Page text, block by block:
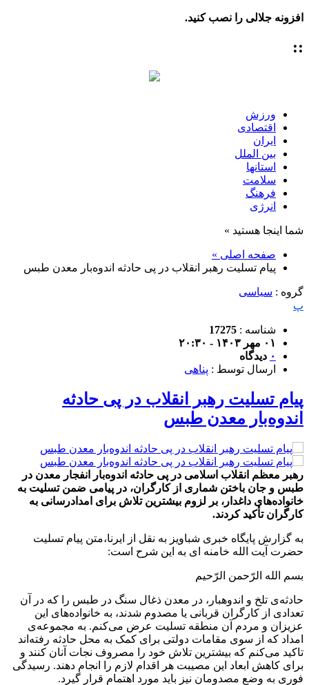
افزونه جلالی را نصب کنید.
::
ورزش
اقتصادی
ایران
بین الملل
استانها
سلامت
فرهنگ
انرژی
شما اینجا هستید »
صفحه اصلی »
پیام تسلیت رهبر انقلاب در پی حادثه اندوه‌بار معدن طبس
گروه : سیاسی
پ
شناسه : 17275
۰۱ مهر ۱۴۰۳ - ۲۰:۳۰
۰ دیدگاه
ارسال توسط : پناهی
پیام تسلیت رهبر انقلاب در پی حادثه
اندوه‌بار معدن طبس
رهبر معظم انقلاب اسلامی در پی حادثه اندوه‌بار انفجار معدن در
طبس و جان باختن شماری از کارگران، در پیامی ضمن تسلیت به
خانواده‌های داغدار، بر لزوم بیشترین تلاش برای امدادرسانی به
کارگران تأکید کردند.
به گزارش پایگاه خبری شباویز به نقل از ایرنا،متن پیام تسلیت
حضرت آیت الله خامنه ای به این شرح است:
بسم الله الرّحمن الرّحیم
حادثه‌ی تلخ و اندوهبار، در معدن ذغال سنگ در طبس را که در آن
تعدادی از کارگران قربانی یا مصدوم شدند، به خانواده‌های این
عزیزان و مردم آن منطقه تسلیت عرض می‌کنم. به مجموعه‌ی
امداد که از سوی مقامات دولتی برای کمک به محل حادثه رفته‌اند
تاکید می‌کنم که بیشترین تلاش خود را مصروف نجات آنان کنند و
برای کاهش ابعاد این مصیبت هر اقدام لازم را انجام دهند. رسیدگی
فوری به وضع مصدومان نیز باید مورد اهتمام قرار گیرد.